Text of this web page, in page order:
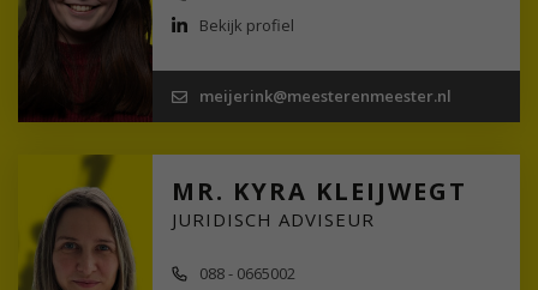
Bekijk profiel
meijerink@meesterenmeester.nl
MR. KYRA KLEIJWEGT
JURIDISCH ADVISEUR
088 - 0665002